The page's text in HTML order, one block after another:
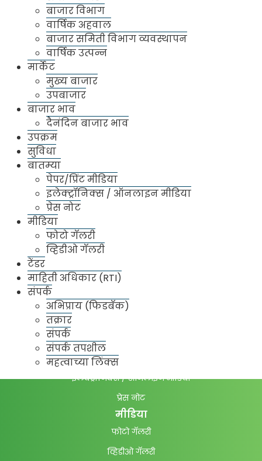
बाजार विभाग
वार्षिक अहवाल
बाजार समिती विभाग व्यवस्थापन
वार्षिक उत्पन्न
मार्केट
मुख्य बाजार
उपबाजार
बाजार भाव
दैनंदिन बाजार भाव
उपक्रम
सुविधा
बातम्या
पेपर/प्रिंट मीडिया
इलेक्ट्रॉनिक्स / ऑनलाइन मीडिया
प्रेस नोट
मीडिया
फोटो गॅलरी
व्हिडीओ गॅलरी
टेंडर
माहिती अधिकार (RTI)
संपर्क
अभिप्राय (फिडबॅक)
तक्रार
संपर्क
संपर्क तपशील
महत्वाच्या लिंक्स
संचालक मंडळ
बाजार समिती विभाग व्यवस्थापन
बाजार भाव
दैनंदिन बाजार भाव
उपक्रम
पेपर/प्रिंट मीडिया
इलेक्ट्रॉनिक्स / ऑनलाइन मीडिया
प्रेस नोट
मीडिया
फोटो गॅलरी
व्हिडीओ गॅलरी